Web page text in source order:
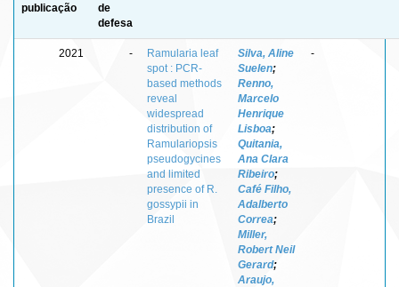
publicação
de
defesa
2021 -
Ramularia leaf
spot : PCR-
based methods
reveal
widespread
distribution of
Ramulariopsis
pseudogycines
and limited
presence of R.
gossypii in
Brazil
Silva, Aline
Suelen;
Renno,
Marcelo
Henrique
Lisboa;
Quitania,
Ana Clara
Ribeiro;
Café Filho,
Adalberto
Correa;
Miller,
Robert Neil
Gerard;
Araujo,
-